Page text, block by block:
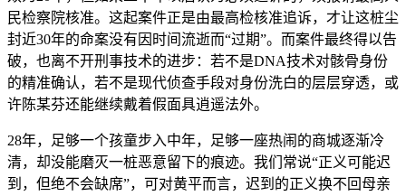
民检察院核准。这起案件正是由最高检核准追诉，才让这桩尘
封近30年的命案没有因时间流逝而“过期”。而案件最终得以告
破，也离不开刑事技术的进步：若不是DNA技术对骸骨身份
的精准确认，若不是现代侦查手段对身份洗白的层层穿透，或
许陈某芬还能继续戴着假面具逍遥法外。
28年，足够一个孩童步入中年，足够一座热闹的商城逐渐冷
清，却没能磨灭一桩恶意留下的痕迹。我们常说“正义可能迟
到，但绝不会缺席”，可对黄平而言，迟到的正义换不回母亲